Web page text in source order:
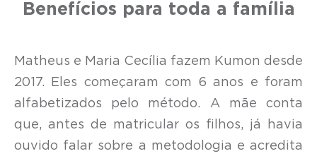
Benefícios para toda a família
Matheus e Maria Cecília fazem Kumon desde
2017. Eles começaram com 6 anos e foram
alfabetizados pelo método. A mãe conta
que, antes de matricular os filhos, já havia
ouvido falar sobre a metodologia e acredita